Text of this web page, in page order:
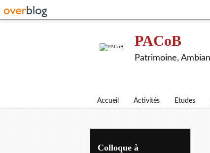
PACoB
Patrimoine,
Accueil Activités Etudes
Colloque à